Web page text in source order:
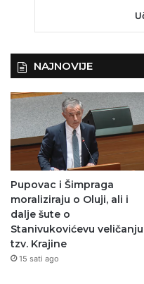
NAJNOVIJE
Pupovac i Šimpraga
moraliziraju o Oluji, ali i
dalje šute o
Stanivukovićevu veličanju
tzv. Krajine
15 sati ago